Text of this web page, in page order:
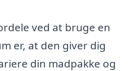
ved at bruge en
er, at den giver dig
din madpakke og